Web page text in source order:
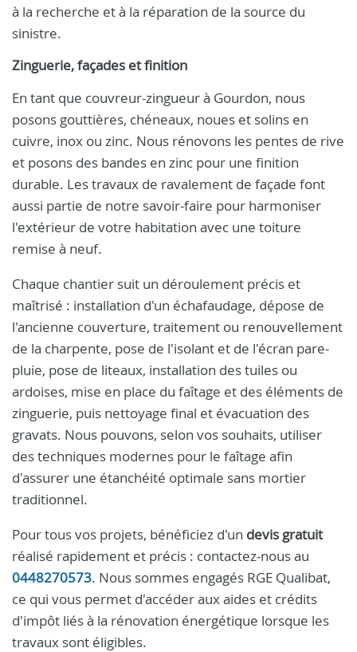
à la recherche et à la réparation de la source du
sinistre.
Zinguerie, façades et finition
En tant que couvreur-zingueur à Gourdon, nous
posons gouttières, chéneaux, noues et solins en
cuivre, inox ou zinc. Nous rénovons les pentes de rive
et posons des bandes en zinc pour une finition
durable. Les travaux de ravalement de façade font
aussi partie de notre savoir-faire pour harmoniser
l'extérieur de votre habitation avec une toiture
remise à neuf.
Chaque chantier suit un déroulement précis et
maîtrisé : installation d'un échafaudage, dépose de
l'ancienne couverture, traitement ou renouvellement
de la charpente, pose de l'isolant et de l'écran pare-
pluie, pose de liteaux, installation des tuiles ou
ardoises, mise en place du faîtage et des éléments de
zinguerie, puis nettoyage final et évacuation des
gravats. Nous pouvons, selon vos souhaits, utiliser
des techniques modernes pour le faîtage afin
d'assurer une étanchéité optimale sans mortier
traditionnel.
Pour tous vos projets, bénéficiez d'un devis gratuit
réalisé rapidement et précis : contactez-nous au
0448270573. Nous sommes engagés RGE Qualibat,
ce qui vous permet d'accéder aux aides et crédits
d'impôt liés à la rénovation énergétique lorsque les
travaux sont éligibles.